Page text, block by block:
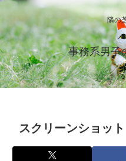
隣の
事務系男子
スクリーンショッ